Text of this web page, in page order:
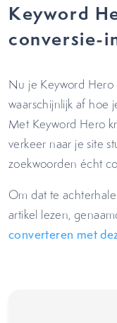
Keyword
conversie-
Nu je Keyword Hero
waarschijnlijk af hoe
Met Keyword Hero
verkeer naar je site
zoekwoorden écht
Om dat te
artikel lezen,
converteren met